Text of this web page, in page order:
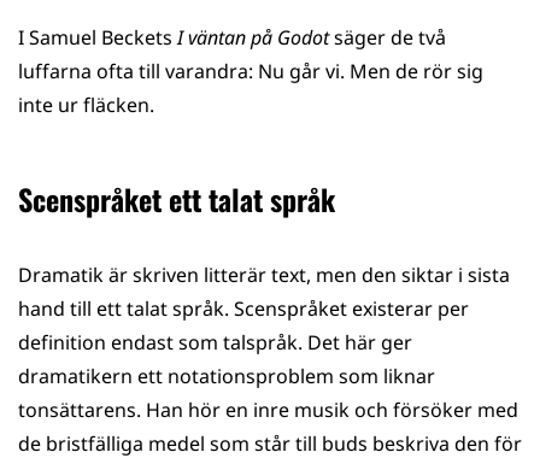
I Samuel BecketsI väntan på Godotsäger de två
luffarna ofta till varandra: Nu går vi. Men de rör sig
inte ur fläcken.
Scenspråket ett talat språk
Dramatik är skriven litterär text, men den siktar i sista
hand till ett talat språk. Scenspråket existerar per
definition endast som talspråk. Det här ger
dramatikern ett notationsproblem som liknar
tonsättarens. Han hör en inre musik och försöker med
de bristfälliga medel som står till buds beskriva den för